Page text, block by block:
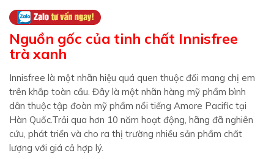
Nguồn gốc của tinh chất Innisfree
trà xanh
Innisfree là một nhãn hiệu quá quen thuộc đối mang chị em
trên khắp toàn cầu. Đây là một nhãn hàng mỹ phẩm bình
dân thuộc tập đoàn mỹ phẩm nổi tiếng Amore Pacific tại
Hàn Quốc.Trải qua hơn 10 năm hoạt động, hãng đã nghiên
cứu, phát triển và cho ra thị trường nhiều sản phẩm chất
lượng với giá cả hợp lý.